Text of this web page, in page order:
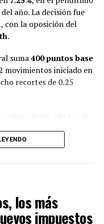
en 2020
año. La decisión fue
, con la oposición del
.
suma400 puntos base
movimientos iniciado en
recortes de 0.25
permitan la
meta de3%.
inflación: mantuvo la
el cierre del tercer
estimación anual de
los más
impuestos